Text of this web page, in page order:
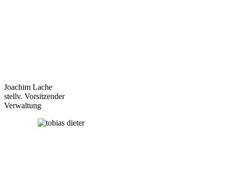
Joachim Lache
stellv. Vorsitzender
Verwaltung